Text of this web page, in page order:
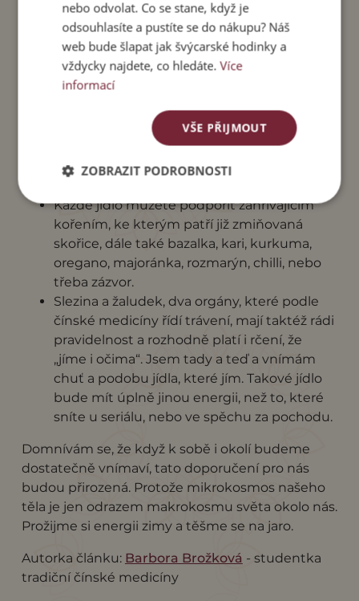
Polévkou tělo skvěle podpoříte i kdykoliv
během dne, nejlepší jsou dlouhé táhlé
Každé jídlo můžete podpořit zahřívajícím
kořením, ke kterým patří již zmiňovaná
skořice, dále také bazalka, kari, kurkuma,
oregano, majoránka, rozmarýn, chilli, nebo
třeba zázvor.
Slezina a žaludek, dva orgány, které podle
čínské medicíny řídí trávení, mají taktéž rádi
pravidelnost a rozhodně platí i rčení, že
„jíme i očima“. Jsem tady a teď a vnímám
chuť a podobu jídla, které jím. Takové jídlo
bude mít úplně jinou energii, než to, které
sníte u seriálu, nebo ve spěchu za pochodu.
Domnívám se, že když k sobě i okolí budeme
dostatečně vnímaví, tato doporučení pro nás
budou přirozená. Protože mikrokosmos našeho
těla je jen odrazem makrokosmu světa okolo nás.
Prožijme si energii zimy a těšme se na jaro.
Autorka článku: Barbora Brožková - studentka
tradiční čínské medicíny
nebo odvolat. Co se stane, když je
odsouhlasíte a pustíte se do nákupu? Náš
web bude šlapat jak švýcarské hodinky a
vždycky najdete, co hledáte.Více
informací
VŠE PŘIJMOUT
ZOBRAZIT PODROBNOSTI